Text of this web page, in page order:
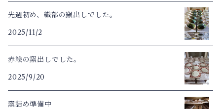
先週初め、織部の窯出しでした。
2025/11/2
赤絵の窯出しでした。
2025/9/20
窯詰め準備中